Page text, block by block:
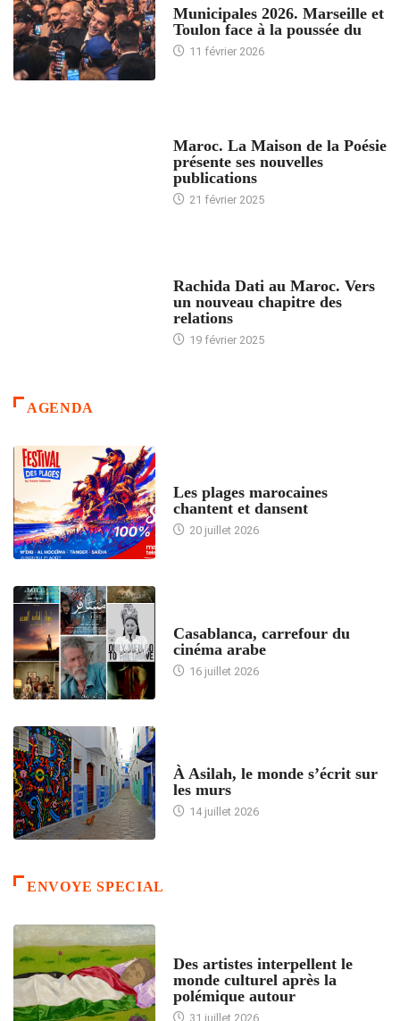
Municipales 2026. Marseille et
Toulon face à la poussée du
11 février 2026
Maroc. La Maison de la Poésie
présente ses nouvelles
publications
21 février 2025
Rachida Dati au Maroc. Vers
un nouveau chapitre des
relations
19 février 2025
AGENDA
Les plages marocaines
chantent et dansent
20 juillet 2026
Casablanca, carrefour du
cinéma arabe
16 juillet 2026
À Asilah, le monde s’écrit sur
les murs
14 juillet 2026
ENVOYE SPECIAL
Des artistes interpellent le
monde culturel après la
polémique autour
31 juillet 2026